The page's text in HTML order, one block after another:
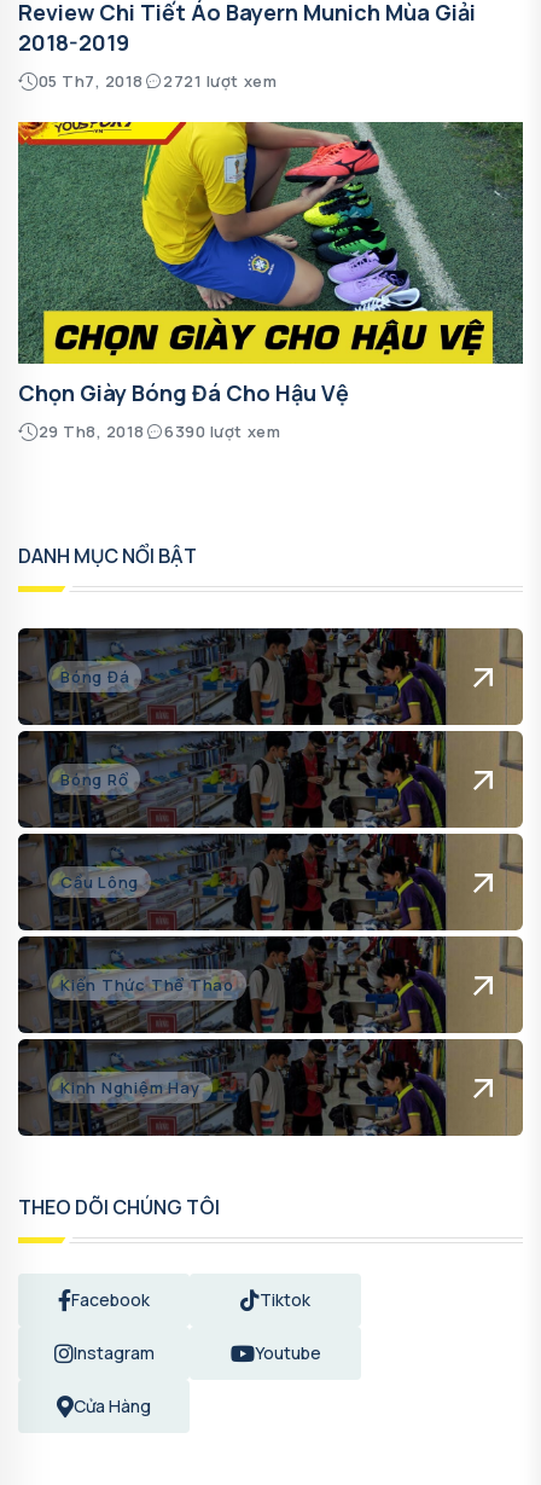
Review Chi Tiết Áo Bayern Munich Mùa Giải
2018-2019
05 Th7, 2018 2721 lượt xem
Chọn Giày Bóng Đá Cho Hậu Vệ
29 Th8, 2018 6390 lượt xem
DANH MỤC NỔI BẬT
Bóng Đá
Bóng Rổ
Cầu Lông
Kiến Thức Thể Thao
Kinh Nghiệm Hay
THEO DÕI CHÚNG TÔI
Facebook Tiktok
Instagram Youtube
Cửa Hàng